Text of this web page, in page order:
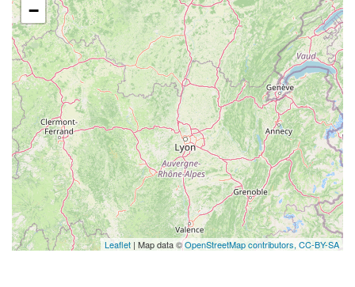
−
Leaflet | Map data ©OpenStreetMap contributors, CC-BY-SA